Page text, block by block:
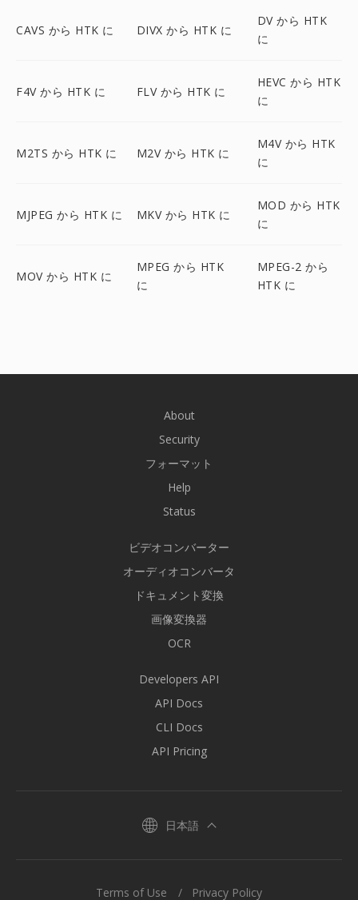
CAVS から HTK に DIVX から HTK に
DV から HTK
に
F4V から HTK に FLV から HTK に
HEVC から HTK
に
M2TS から HTK に M2V から HTK に
M4V から HTK
に
MJPEG から HTK に MKV から HTK に
MOD から HTK
に
MOV から HTK に
MPEG から HTK
に
MPEG-2 から
HTK に
About
Security
フォーマット
Help
Status
ビデオコンバーター
オーディオコンバータ
ドキュメント変換
画像変換器
OCR
Developers API
API Docs
CLI Docs
API Pricing
日本語
Terms of Use Privacy Policy